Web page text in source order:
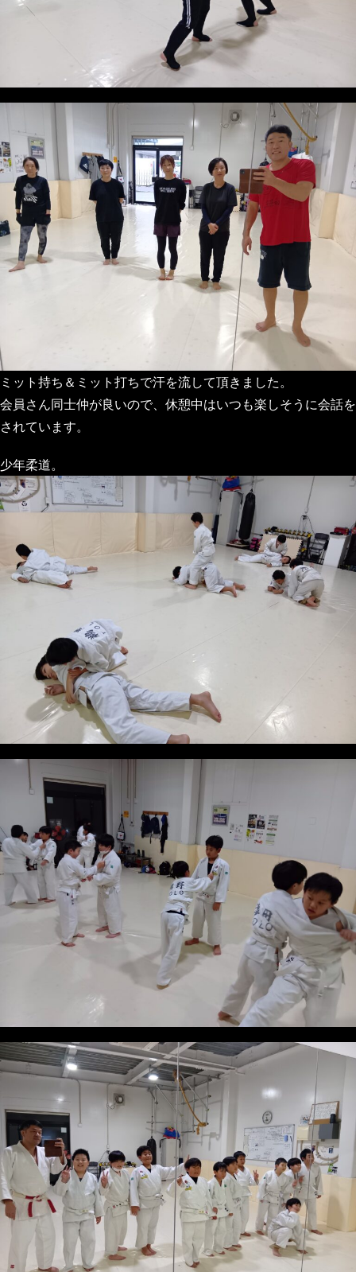
ミット持ち＆ミット打ちで汗を流して頂きました。
会員さん同士仲が良いので、休憩中はいつも楽しそうに会話を
されています。
少年柔道。